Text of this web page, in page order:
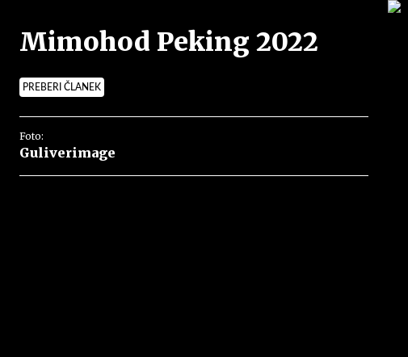
Mimohod Peking 2022
PREBERI ČLANEK
Foto:
Guliverimage